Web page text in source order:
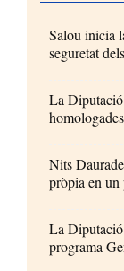
Salou inicia
seguretat
La
Nits
pròpia en
La Diputació
programa